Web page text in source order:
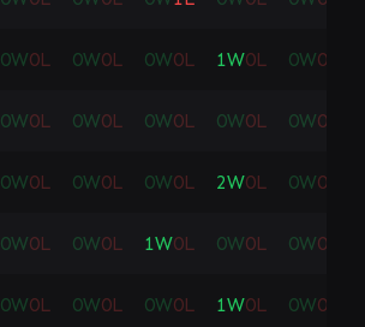
0W0L 0W0L 0W0L 1W0L 0W0
0W0L 0W0L 0W0L 0W0L 0W0
0W0L 0W0L 0W0L 2W0L 0W0
0W0L 0W0L 1W0L 0W0L 0W0
0W0L 0W0L 0W0L 1W0L 0W0